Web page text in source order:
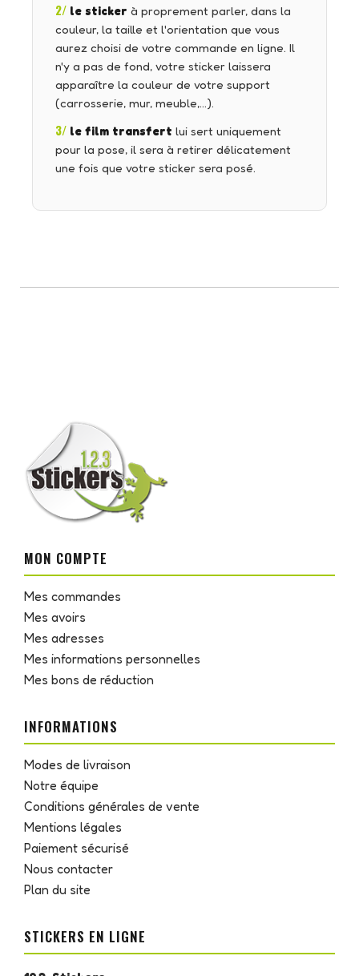
2/ le sticker à proprement parler, dans la
couleur, la taille et l'orientation que vous
aurez choisi de votre commande en ligne. Il
n'y a pas de fond, votre sticker laissera
apparaître la couleur de votre support
(carrosserie, mur, meuble,…).
3/ le film transfert lui sert uniquement
pour la pose, il sera à retirer délicatement
une fois que votre sticker sera posé.
MON COMPTE
Mes commandes
Mes avoirs
Mes adresses
Mes informations personnelles
Mes bons de réduction
INFORMATIONS
Modes de livraison
Notre équipe
Conditions générales de vente
Mentions légales
Paiement sécurisé
Nous contacter
Plan du site
STICKERS EN LIGNE